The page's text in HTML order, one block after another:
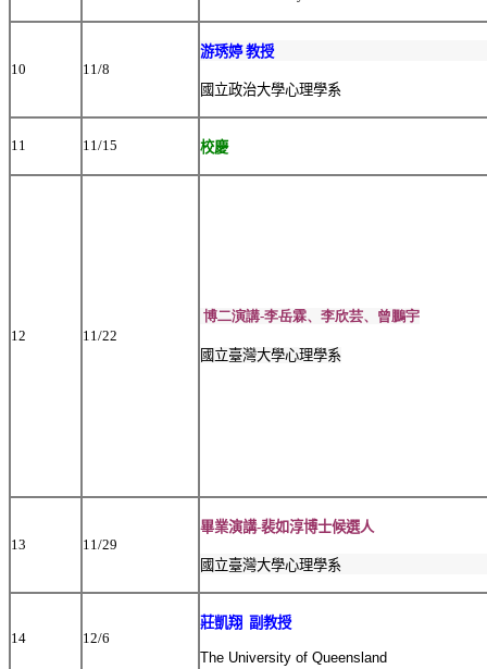
10 11/8
游琇婷 教授
國立政治大學心理學系
11 11/15 校慶
12 11/22
博二演講-李岳霖、李欣芸、曾鵬宇
國立臺灣大學心理學系
13 11/29
畢業演講-裴如淳博士候選人
國立臺灣大學心理學系
14 12/6
莊凱翔 副教授
The University of Queensland